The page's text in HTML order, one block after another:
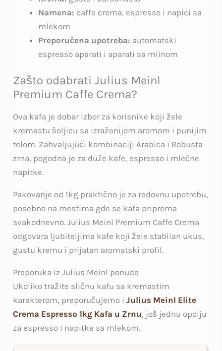
Namena: caffe crema, espresso i napici sa
mlekom
Preporučena upotreba: automatski
espresso aparati i aparati sa mlinom
Zašto odabrati Julius Meinl
Premium Caffe Crema?
Ova kafa je dobar izbor za korisnike koji žele
kremastu šoljicu sa izraženijom aromom i punijim
telom. Zahvaljujući kombinaciji Arabica i Robusta
zrna, pogodna je za duže kafe, espresso i mlečne
napitke.
Pakovanje od 1kg praktično je za redovnu upotrebu,
posebno na mestima gde se kafa priprema
svakodnevno. Julius Meinl Premium Caffe Crema
odgovara ljubiteljima kafe koji žele stabilan ukus,
gustu kremu i prijatan aromatski profil.
Preporuka iz Julius Meinl ponude
Ukoliko tražite sličnu kafu sa kremastim
karakterom, preporučujemo iJulius Meinl Elite
Crema Espresso 1kg Kafa u Zrnu, još jednu opciju
za espresso i napitke sa mlekom.